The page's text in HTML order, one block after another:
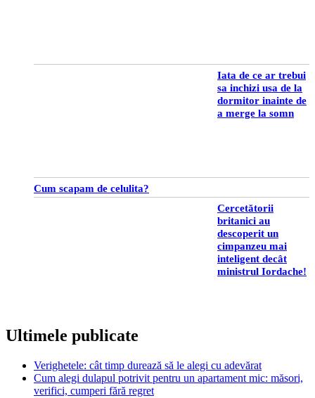
Iata de ce ar trebui
sa inchizi usa de la
dormitor inainte de
a merge la somn
Cum scapam de celulita?
Cercetătorii
britanici au
descoperit un
cimpanzeu mai
inteligent decât
ministrul Iordache!
Ultimele publicate
Verighetele: cât timp durează să le alegi cu adevărat
Cum alegi dulapul potrivit pentru un apartament mic: măsori,
verifici, cumperi fără regret